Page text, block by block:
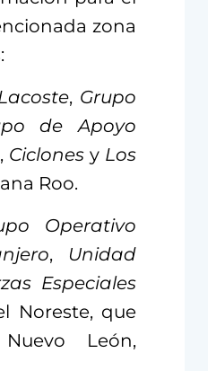
zona
, Grupo
de Apoyo
, Ciclonesy Los
Roo.
Operativo
, Unidad
Especiales
Noreste, que
León,